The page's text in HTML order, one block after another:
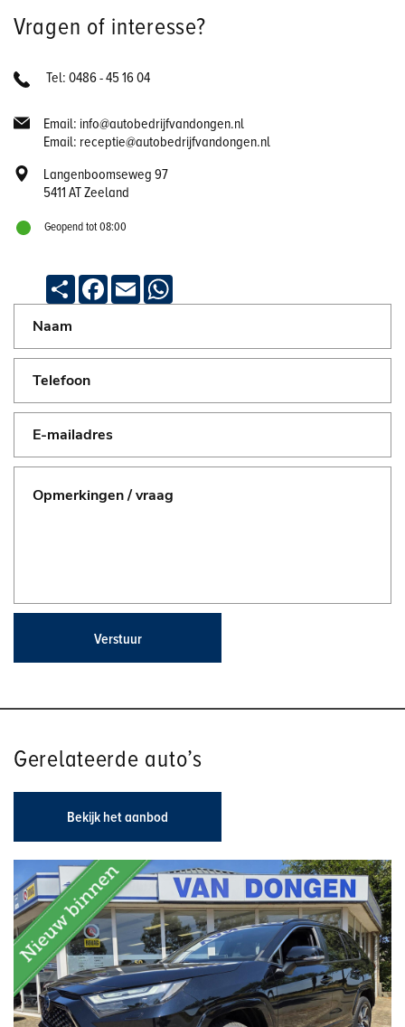
Vragen of interesse?
Tel: 0486 - 45 16 04
Email: info@autobedrijfvandongen.nl
Email: receptie@autobedrijfvandongen.nl
Langenboomseweg 97
5411 AT Zeeland
Geopend tot 08:00
Deel Facebook
Email
Verstuur
Gerelateerde auto’s
Bekijk het aanbod